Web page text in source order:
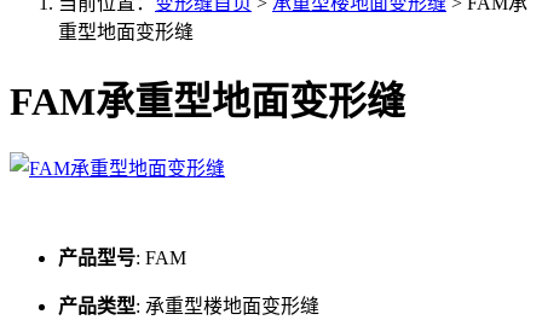
重型地面变形缝
FAM承重型地面变形缝
产品型号: FAM
产品类型: 承重型楼地面变形缝